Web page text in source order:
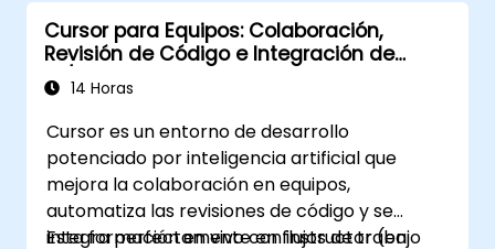
Cursor para Equipos: Colaboración,
Revisión de Código e Integración de
CI/CD14 Horas
Cursor es un entorno de desarrollo
potenciado por inteligencia artificial que
mejora la colaboración en equipos,
automatiza las revisiones de código y se
integra perfectamente en flujos de trabajo
Esta formación en vivo con instructor (en